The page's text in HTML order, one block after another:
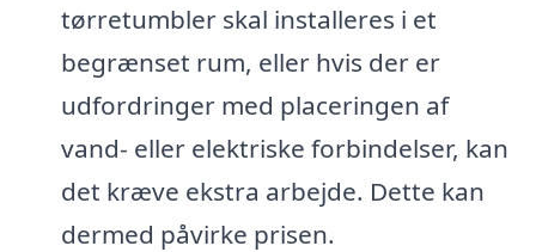
tørretumbler skal installeres i et
begrænset rum, eller hvis der er
udfordringer med placeringen af
vand- eller elektriske forbindelser, kan
det kræve ekstra arbejde. Dette kan
dermed påvirke prisen.